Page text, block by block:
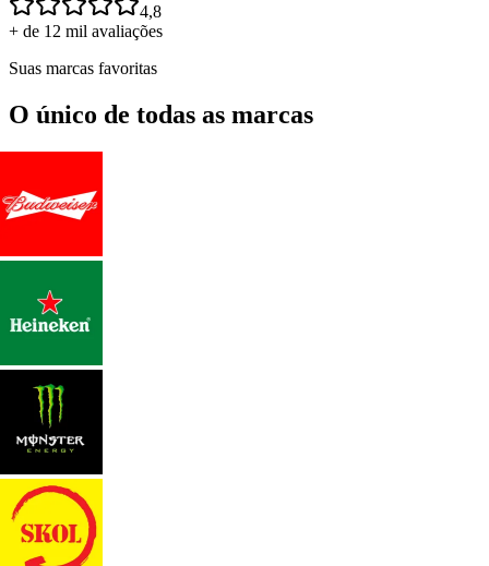
4,8
+ de 12 mil avaliações
Suas marcas favoritas
O único de todas as marcas